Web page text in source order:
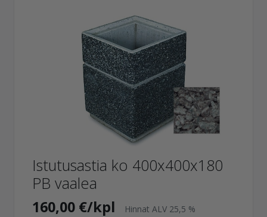
Istutusastia ko 400x400x180
PB vaalea
160,00 €/kpl Hinnat ALV 25,5 %